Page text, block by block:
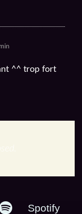
^^ trop fort
Spotify